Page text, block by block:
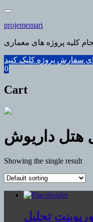
Skip
content
projememari
کلیه پروژه های معماری
0
Cart
هتل داریوش
Showing the single result
تحلیل